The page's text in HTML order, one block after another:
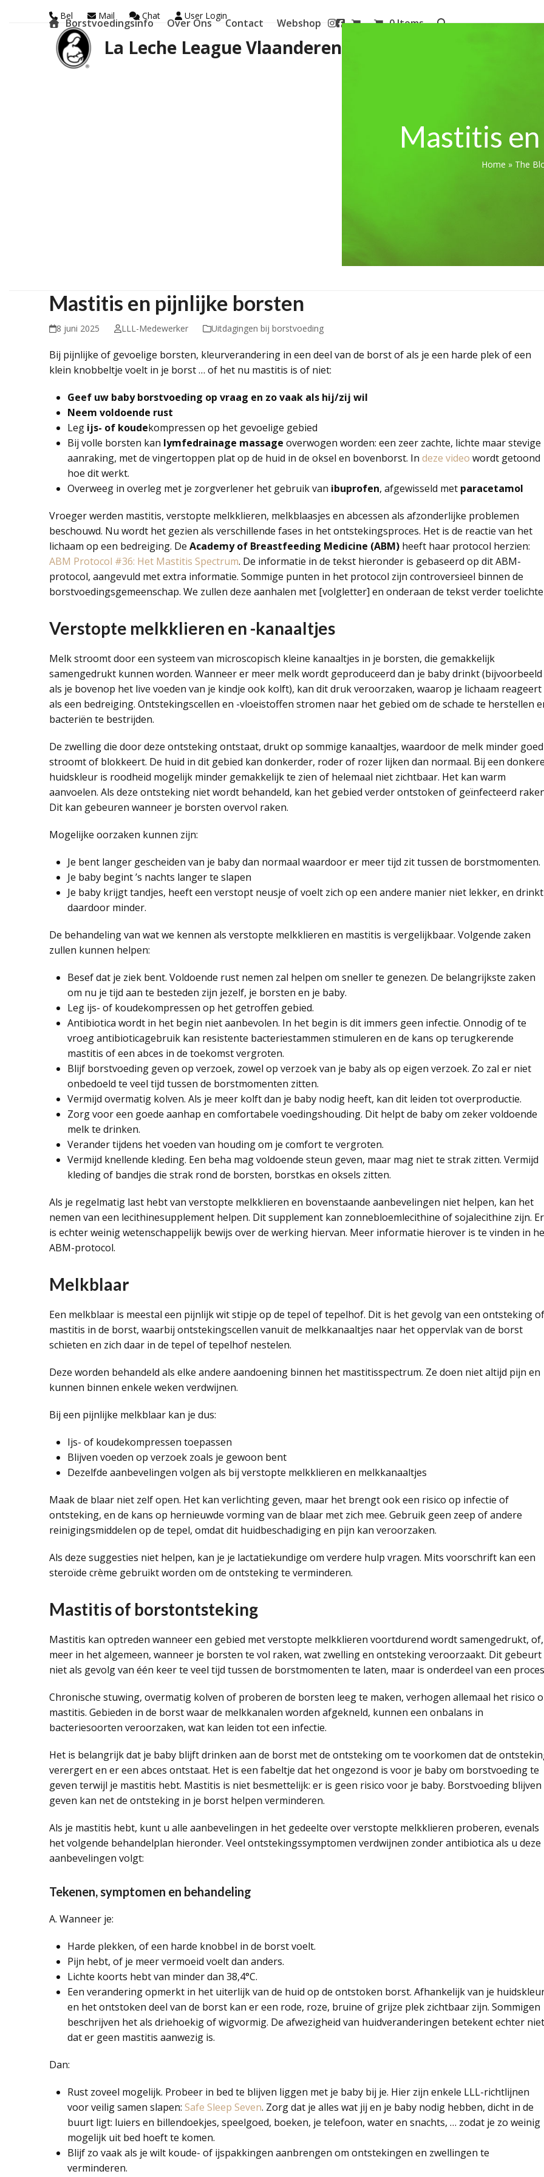
Bel Mail Chat User Login
La Leche League Vlaanderen
Borstvoedingsinfo Over Ons Contact Webshop 0 Items
Mastitis
Home » The
Mastitis en pijnlijke borsten
8 juni 2025 LLL-Medewerker Uitdagingen bij borstvoeding
Bij pijnlijke of gevoelige borsten, kleurverandering in een deel van de borst of als je een harde plek of een
klein knobbeltje voelt in je borst … of het nu mastitis is of niet:
Geef uw baby borstvoeding op vraag en zo vaak als hij/zij wil
Neem voldoende rust
Leg ijs- of koudekompressen op het gevoelige gebied
Bij volle borsten kan lymfedrainage massage overwogen worden: een zeer zachte, lichte maar stevige
aanraking, met de vingertoppen plat op de huid in de oksel en bovenborst. In deze video wordt getoond
hoe dit werkt.
Overweeg in overleg met je zorgverlener het gebruik van ibuprofen, afgewisseld metparacetamol
Vroeger werden mastitis, verstopte melkklieren, melkblaasjes en abcessen als afzonderlijke problemen
beschouwd. Nu wordt het gezien als verschillende fases in het ontstekingsproces. Het is de reactie van het
lichaam op een bedreiging. De Academy of Breastfeeding Medicine (ABM)heeft haar protocol herzien:
ABM Protocol #36: Het Mastitis Spectrum. De informatie in de tekst hieronder is gebaseerd op dit ABM-
protocol, aangevuld met extra informatie. Sommige punten in het protocol zijn controversieel binnen de
borstvoedingsgemeenschap. We zullen deze aanhalen met [volgletter] en onderaan de tekst verder
Verstopte melkklieren en -kanaaltjes
Melk stroomt door een systeem van microscopisch kleine kanaaltjes in je borsten, die gemakkelijk
samengedrukt kunnen worden. Wanneer er meer melk wordt geproduceerd dan je baby drinkt (bijvoorbeeld
als je bovenop het live voeden van je kindje ook kolft), kan dit druk veroorzaken, waarop je lichaam reageert
als een bedreiging. Ontstekingscellen en -vloeistoffen stromen naar het gebied om de schade te herstellen
bacteriën te bestrijden.
De zwelling die door deze ontsteking ontstaat, drukt op sommige kanaaltjes, waardoor de melk minder goed
stroomt of blokkeert. De huid in dit gebied kan donkerder, roder of rozer lijken dan normaal. Bij een
huidskleur is roodheid mogelijk minder gemakkelijk te zien of helemaal niet zichtbaar. Het kan warm
aanvoelen. Als deze ontsteking niet wordt behandeld, kan het gebied verder ontstoken of geïnfecteerd
Dit kan gebeuren wanneer je borsten overvol raken.
Mogelijke oorzaken kunnen zijn:
Je bent langer gescheiden van je baby dan normaal waardoor er meer tijd zit tussen de borstmomenten.
Je baby begint ’s nachts langer te slapen
Je baby krijgt tandjes, heeft een verstopt neusje of voelt zich op een andere manier niet lekker, en drinkt
daardoor minder.
De behandeling van wat we kennen als verstopte melkklieren en mastitis is vergelijkbaar. Volgende zaken
zullen kunnen helpen:
Besef dat je ziek bent. Voldoende rust nemen zal helpen om sneller te genezen. De belangrijkste zaken
om nu je tijd aan te besteden zijn jezelf, je borsten en je baby.
Leg ijs- of koudekompressen op het getroffen gebied.
Antibiotica wordt in het begin niet aanbevolen. In het begin is dit immers geen infectie. Onnodig of te
vroeg antibioticagebruik kan resistente bacteriestammen stimuleren en de kans op terugkerende
mastitis of een abces in de toekomst vergroten.
Blijf borstvoeding geven op verzoek, zowel op verzoek van je baby als op eigen verzoek. Zo zal er niet
onbedoeld te veel tijd tussen de borstmomenten zitten.
Vermijd overmatig kolven. Als je meer kolft dan je baby nodig heeft, kan dit leiden tot overproductie.
Zorg voor een goede aanhap en comfortabele voedingshouding. Dit helpt de baby om zeker voldoende
melk te drinken.
Verander tijdens het voeden van houding om je comfort te vergroten.
Vermijd knellende kleding. Een beha mag voldoende steun geven, maar mag niet te strak zitten. Vermijd
kleding of bandjes die strak rond de borsten, borstkas en oksels zitten.
Als je regelmatig last hebt van verstopte melkklieren en bovenstaande aanbevelingen niet helpen, kan het
nemen van een lecithinesupplement helpen. Dit supplement kan zonnebloemlecithine of sojalecithine zijn. Er
is echter weinig wetenschappelijk bewijs over de werking hiervan. Meer informatie hierover is te vinden in
ABM-protocol.
Melkblaar
Een melkblaar is meestal een pijnlijk wit stipje op de tepel of tepelhof. Dit is het gevolg van een ontsteking of
mastitis in de borst, waarbij ontstekingscellen vanuit de melkkanaaltjes naar het oppervlak van de borst
schieten en zich daar in de tepel of tepelhof nestelen.
Deze worden behandeld als elke andere aandoening binnen het mastitisspectrum. Ze doen niet altijd pijn en
kunnen binnen enkele weken verdwijnen.
Bij een pijnlijke melkblaar kan je dus:
Ijs- of koudekompressen toepassen
Blijven voeden op verzoek zoals je gewoon bent
Dezelfde aanbevelingen volgen als bij verstopte melkklieren en melkkanaaltjes
Maak de blaar niet zelf open. Het kan verlichting geven, maar het brengt ook een risico op infectie of
ontsteking, en de kans op hernieuwde vorming van de blaar met zich mee. Gebruik geen zeep of andere
reinigingsmiddelen op de tepel, omdat dit huidbeschadiging en pijn kan veroorzaken.
Als deze suggesties niet helpen, kan je je lactatiekundige om verdere hulp vragen. Mits voorschrift kan een
steroïde crème gebruikt worden om de ontsteking te verminderen.
Mastitis of borstontsteking
Mastitis kan optreden wanneer een gebied met verstopte melkklieren voortdurend wordt samengedrukt, of,
meer in het algemeen, wanneer je borsten te vol raken, wat zwelling en ontsteking veroorzaakt. Dit gebeurt
niet als gevolg van één keer te veel tijd tussen de borstmomenten te laten, maar is onderdeel van een
Chronische stuwing, overmatig kolven of proberen de borsten leeg te maken, verhogen allemaal het risico
mastitis. Gebieden in de borst waar de melkkanalen worden afgekneld, kunnen een onbalans in
bacteriesoorten veroorzaken, wat kan leiden tot een infectie.
Het is belangrijk dat je baby blijft drinken aan de borst met de ontsteking om te voorkomen dat de
verergert en er een abces ontstaat. Het is een fabeltje dat het ongezond is voor je baby om borstvoeding te
geven terwijl je mastitis hebt. Mastitis is niet besmettelijk: er is geen risico voor je baby. Borstvoeding blijven
geven kan net de ontsteking in je borst helpen verminderen.
Als je mastitis hebt, kunt u alle aanbevelingen in het gedeelte over verstopte melkklieren proberen, evenals
het volgende behandelplan hieronder. Veel ontstekingssymptomen verdwijnen zonder antibiotica als u deze
aanbevelingen volgt:
Tekenen, symptomen en behandeling
A. Wanneer je:
Harde plekken, of een harde knobbel in de borst voelt.
Pijn hebt, of je meer vermoeid voelt dan anders.
Lichte koorts hebt van minder dan 38,4°C.
Een verandering opmerkt in het uiterlijk van de huid op de ontstoken borst. Afhankelijk van je
en het ontstoken deel van de borst kan er een rode, roze, bruine of grijze plek zichtbaar zijn. Sommigen
beschrijven het als driehoekig of wigvormig. De afwezigheid van huidveranderingen betekent echter niet
dat er geen mastitis aanwezig is.
Dan:
Rust zoveel mogelijk. Probeer in bed te blijven liggen met je baby bij je. Hier zijn enkele LLL-richtlijnen
voor veilig samen slapen: Safe Sleep Seven. Zorg dat je alles wat jij en je baby nodig hebben, dicht in de
buurt ligt: luiers en billendoekjes, speelgoed, boeken, je telefoon, water en snachts, … zodat je zo weinig
mogelijk uit bed hoeft te komen.
Blijf zo vaak als je wilt koude- of ijspakkingen aanbrengen om ontstekingen en zwellingen te
verminderen.